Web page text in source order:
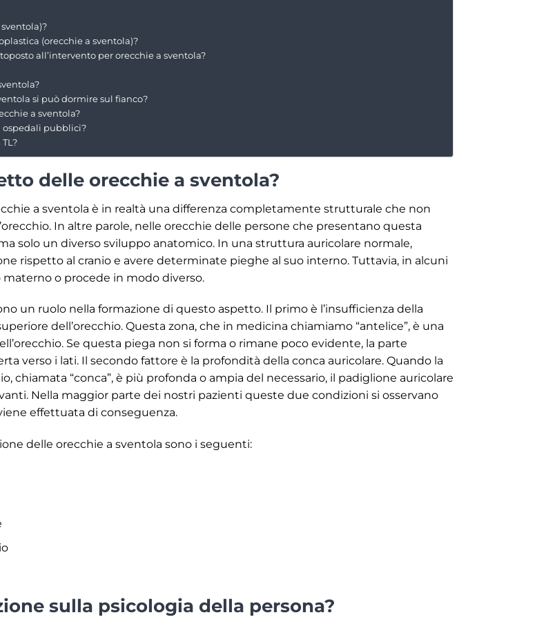
(orecchie a sventola)?
all’intervento per orecchie a sventola?
si può dormire sul fianco?
a sventola?
ospedali pubblici?
delle orecchie a sventola?
a sventola è in realtà una differenza completamente strutturale che non
In altre parole, nelle orecchie delle persone che presentano questa
solo un diverso sviluppo anatomico. In una struttura auricolare normale,
rispetto al cranio e avere determinate pieghe al suo interno. Tuttavia, in alcuni
o procede in modo diverso.
un ruolo nella formazione di questo aspetto. Il primo è l’insufficienza della
dell’orecchio. Questa zona, che in medicina chiamiamo “antelice”, è una
Se questa piega non si forma o rimane poco evidente, la parte
verso i lati. Il secondo fattore è la profondità della conca auricolare. Quando la
chiamata “conca”, è più profonda o ampia del necessario, il padiglione auricolare
Nella maggior parte dei nostri pazienti queste due condizioni si osservano
effettuata di conseguenza.
delle orecchie a sventola sono i seguenti:
sulla psicologia della persona?